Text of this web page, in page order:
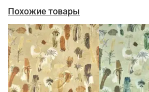
Похожие товары